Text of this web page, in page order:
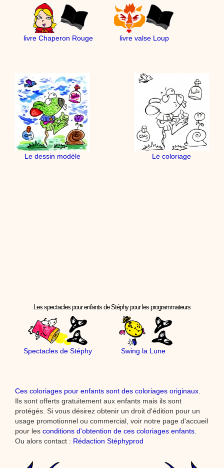
livre Chaperon Rouge livre valse Loup
Le dessin modèle Le coloriage
Les spectacles pour enfants de Stéphy pour les programmateurs
Spectacles de Stéphy Swing la Lune
Ces coloriages pour enfants sont des coloriages originaux
Ils sont offerts gratuitement aux enfants mais ils sont
protégés. Si vous désirez obtenir un droit d'édition pour un
usage promotionnel ou commercial, voir notre page d'accueil
pour les conditions d'obtention de ces coloriages enfants
Ou alors contact : Rédaction Stéphyprod